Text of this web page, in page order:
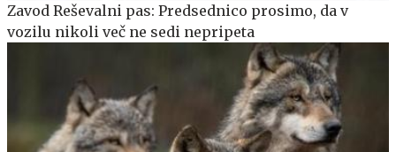
Zavod Reševalni pas: Predsednico prosimo, da v
vozilu nikoli več ne sedi nepripeta